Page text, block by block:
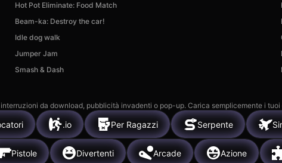
Hot Pot Eliminate: Food Match
Beam-ka: Destroy the car!
Idle dog walk
Jumper Jam
Smash & Dash
da download, pubblicità invadenti o pop-up. Carica semplicemente i
.io Per Ragazzi Serpente
Pistole Divertenti Arcade Azione